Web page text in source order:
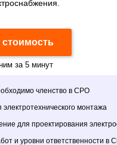
стоимость
за 5 минут
членство в СРО
монтажа
для проектирования
и уровни ответственности в